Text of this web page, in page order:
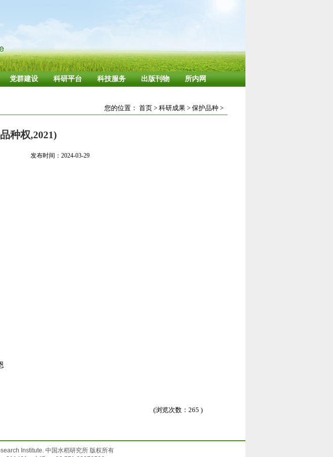
党群建设 科研平台 科技服务 出版刊物 所内网
您的位置： 首页 > 科研成果 > 保护品种 >
种权,2021)
发布时间：2024-03-29
(浏览次数： 265 )
Institute. 中国水稻研究所 版权所有